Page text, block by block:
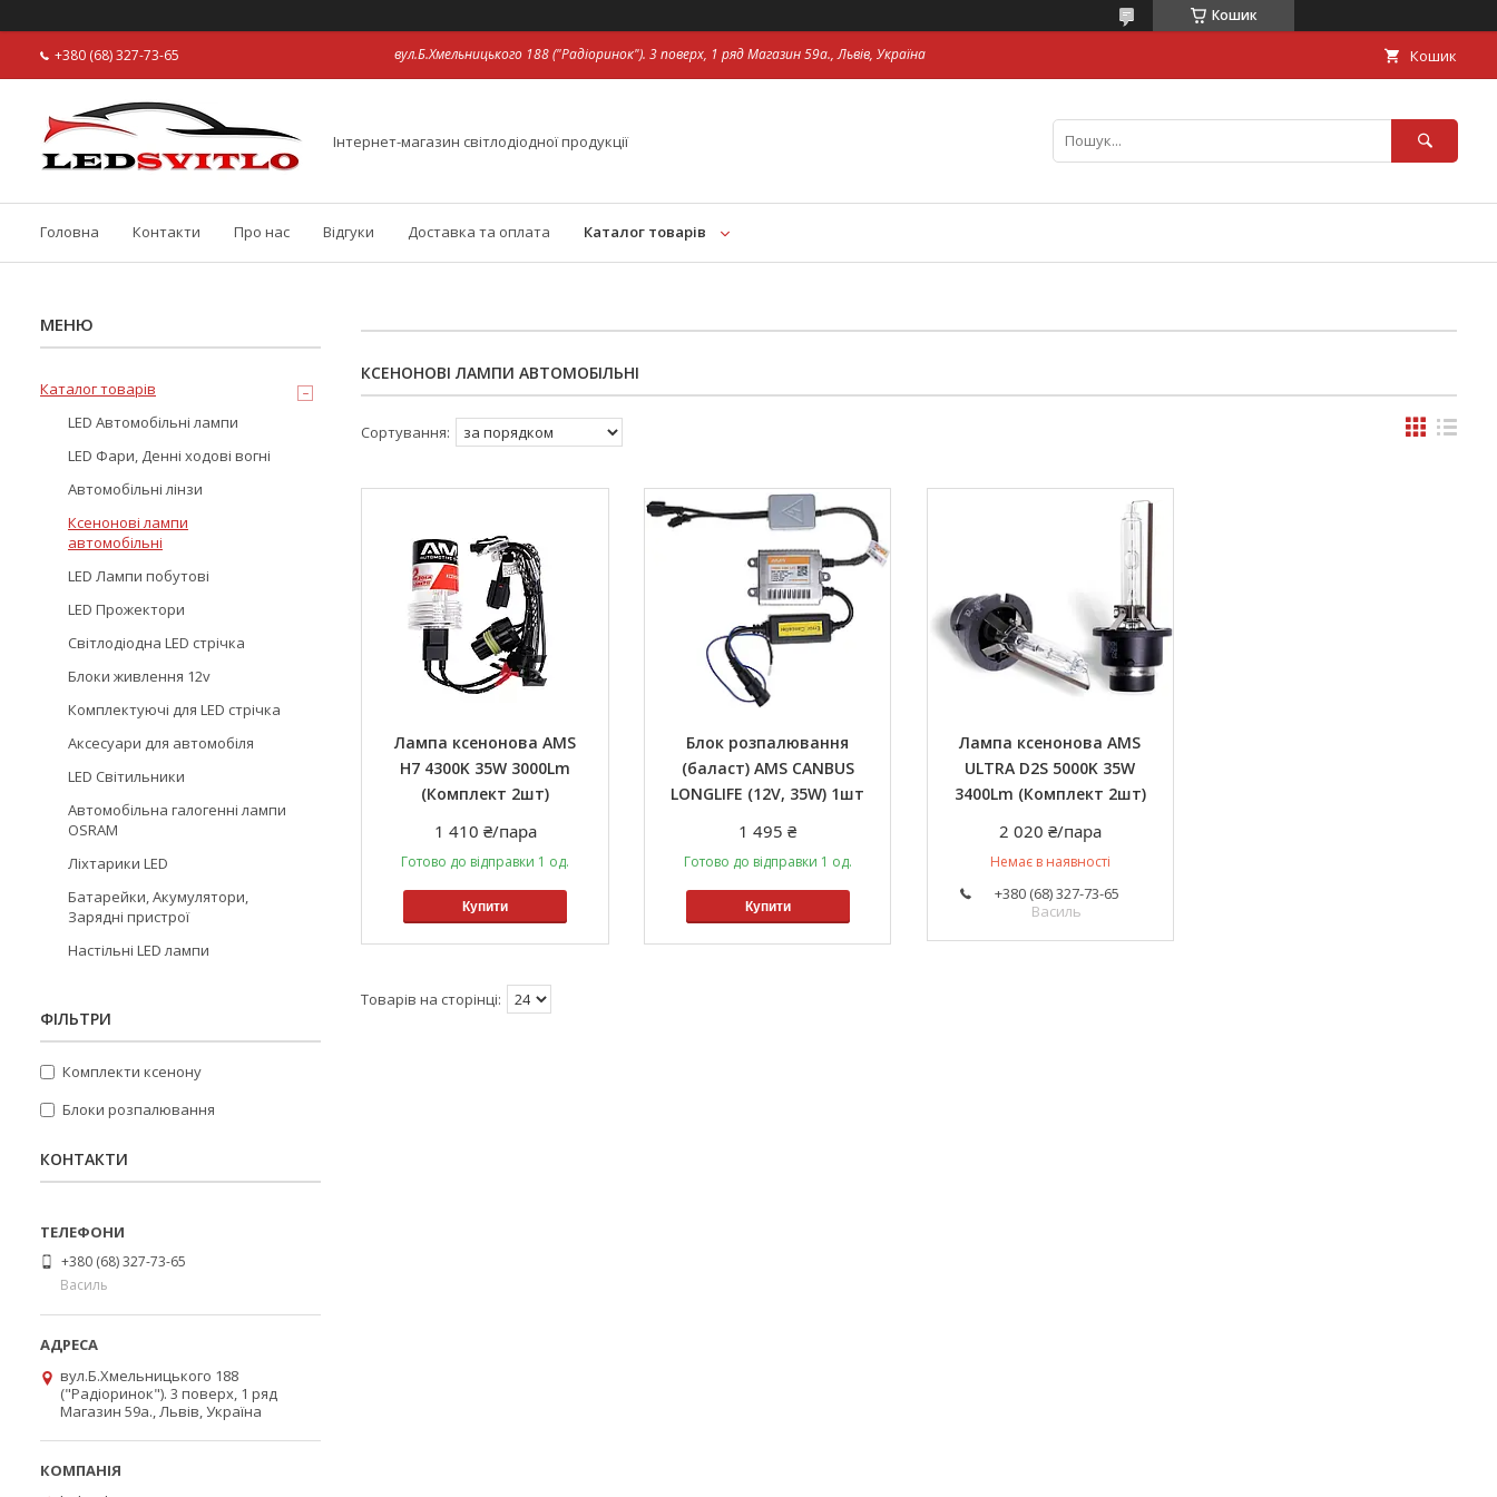
Кошик
+380 (68) 327-73-65 вул.Б.Хмельницького 188 ("Радіоринок"). 3 поверх, 1 ряд Магазин 59а., Львів, Україна Кошик
Інтернет-магазин світлодіодної продукції
Головна Контакти Про нас Відгуки Доставка та оплата Каталог товарів
КСЕНОНОВІ ЛАМПИ АВТОМОБІЛЬНІ
Лампа ксенонова AMS
H7 4300K 35W 3000Lm
(Комплект 2шт)
1 410 ₴/пара
Готово до відправки 1 од.
Купити
Блок розпалювання
(баласт) AMS CANBUS
LONGLIFE (12V, 35W) 1шт
1 495 ₴
Готово до відправки 1 од.
Купити
Лампа ксенонова AMS
ULTRA D2S 5000K 35W
3400Lm (Комплект 2шт)
2 020 ₴/пара
Немає в наявності
+380 (68) 327-73-65
Василь
Каталог товарів
LED Автомобільні лампи
LED Фари, Денні ходові вогні
Автомобільні лінзи
Ксенонові лампи
автомобільні
LED Лампи побутові
LED Прожектори
Світлодіодна LED стрічка
Блоки живлення 12v
Комплектуючі для LED стрічка
Аксесуари для автомобіля
LED Світильники
Автомобільна галогенні лампи
OSRAM
Ліхтарики LED
Батарейки, Акумулятори,
Зарядні пристрої
Настільні LED лампи
ФІЛЬТРИ
Комплекти ксенону
Блоки розпалювання
КОНТАКТИ
+380 (68) 327-73-65
Василь
вул.Б.Хмельницького 188
("Радіоринок"). 3 поверх, 1 ряд
Магазин 59а., Львів, Україна